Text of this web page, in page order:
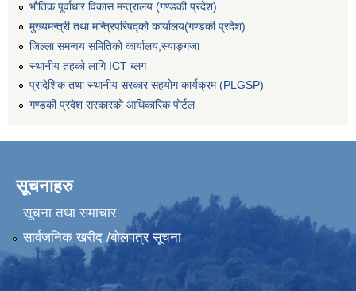
भौतिक पूर्वाधार विकास मन्त्रालय (गण्डकी प्रदेश)
मुख्यमन्त्री तथा मन्त्रिपरिषद्को कार्यालय(गण्डकी प्रदेश)
जिल्ला समन्वय समितिको कार्यालय,स्याङ्गजा
स्थानीय तहको लागि ICT ब्लग
प्रादेशिक तथा स्थानीय सरकार सहयोग कार्यक्रम (PLGSP)
गण्डकी प्रदेश सरकारको आधिकारिक पोर्टल
सूचनाहरु
सूचना तथा समाचार
सार्वजनिक खरीद /बोलपत्र सूचना